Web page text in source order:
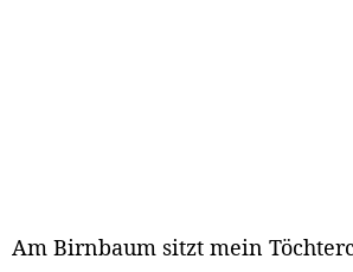
Am Birnbaum sitzt mein